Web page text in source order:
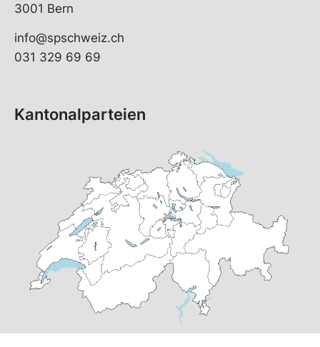
3001 Bern
info@spschweiz.ch
031 329 69 69
Kantonalparteien